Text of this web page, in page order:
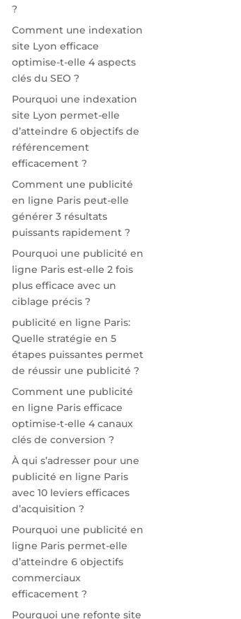
?
Comment une indexation
site Lyon efficace
optimise-t-elle 4 aspects
clés du SEO ?
Pourquoi une indexation
site Lyon permet-elle
d’atteindre 6 objectifs de
référencement
efficacement ?
Comment une publicité
en ligne Paris peut-elle
générer 3 résultats
puissants rapidement ?
Pourquoi une publicité en
ligne Paris est-elle 2 fois
plus efficace avec un
ciblage précis ?
publicité en ligne Paris:
Quelle stratégie en 5
étapes puissantes permet
de réussir une publicité ?
Comment une publicité
en ligne Paris efficace
optimise-t-elle 4 canaux
clés de conversion ?
À qui s’adresser pour une
publicité en ligne Paris
avec 10 leviers efficaces
d’acquisition ?
Pourquoi une publicité en
ligne Paris permet-elle
d’atteindre 6 objectifs
commerciaux
efficacement ?
Pourquoi une refonte site